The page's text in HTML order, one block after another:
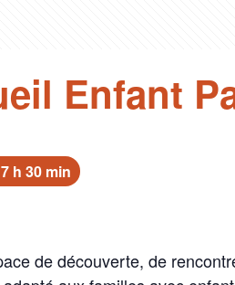
Enfant
h 30 min
de découverte, de